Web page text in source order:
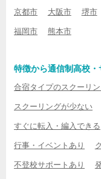
京都市 大阪市 堺市
福岡市 熊本市
特徴から通信制高校
合宿タイプのスクーリン
スクーリングが少ない
すぐに転入・編入できる
行事・イベントあり
不登校サポートあり